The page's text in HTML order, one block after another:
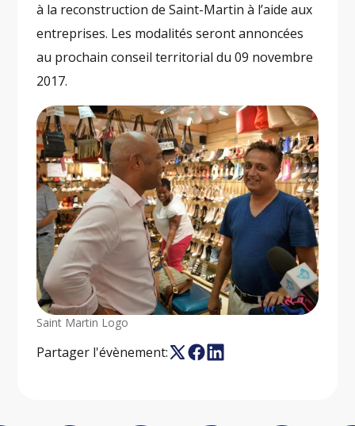
à la reconstruction de Saint-Martin à l’aide aux
entreprises. Les modalités seront annoncées
au prochain conseil territorial du 09 novembre
2017.
Saint Martin Logo
Partager l'évènement: